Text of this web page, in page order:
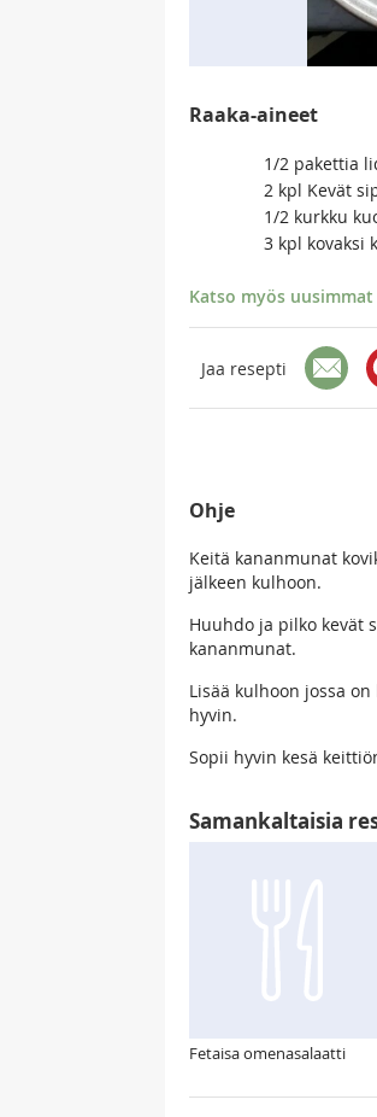
Raaka-aineet
1/2 pakettia
2 kpl Kevät
1/2 kurkku
3 kpl kovaksi
Katso myös
Jaa resepti
Ohje
Keitä kananmunat
jälkeen kulhoon.
Huuhdo ja pilko kevät
kananmunat.
Lisää kulhoon jossa
hyvin.
Sopii hyvin kesä
Samankaltaisia
Fetaisa omenasalaatti